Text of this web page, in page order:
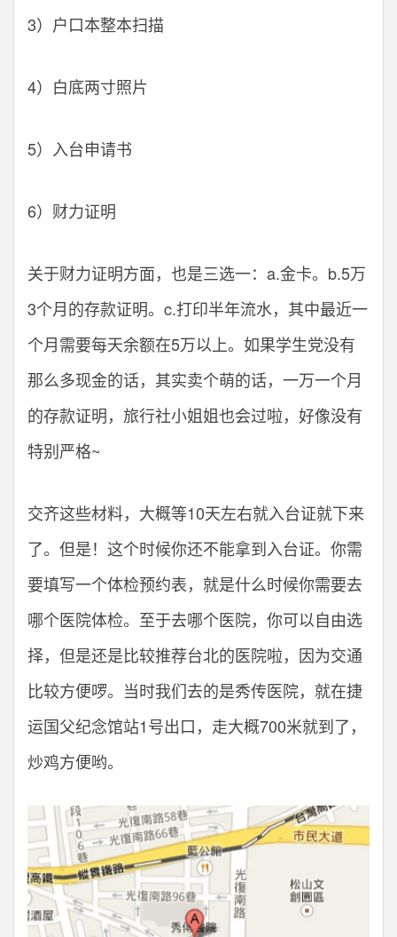
3）户口本整本扫描
4）白底两寸照片
5）入台申请书
6）财力证明
关于财力证明方面，也是三选一：a.金卡。b.5万
3个月的存款证明。c.打印半年流水，其中最近一
个月需要每天余额在5万以上。如果学生党没有
那么多现金的话，其实卖个萌的话，一万一个月
的存款证明，旅行社小姐姐也会过啦，好像没有
特别严格~
交齐这些材料，大概等10天左右就入台证就下来
了。但是！这个时候你还不能拿到入台证。你需
要填写一个体检预约表，就是什么时候你需要去
哪个医院体检。至于去哪个医院，你可以自由选
择，但是还是比较推荐台北的医院啦，因为交通
比较方便啰。当时我们去的是秀传医院，就在捷
运国父纪念馆站1号出口，走大概700米就到了，
炒鸡方便哟。